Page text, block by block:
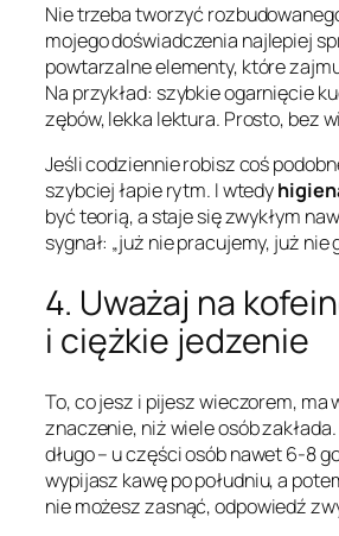
Nie trzeba tworzyć
mojego doświadczenia najlepiej
powtarzalne elementy, które
Na przykład: szybkie ogarnięcie
zębów, lekka lektura. Prosto, bez
Jeśli codziennie robisz coś
szybciej łapie rytm. I wtedy
być teorią, a staje się zwykłym
sygnał: „już nie pracujemy, już nie
4. Uważaj na
i ciężkie jedzenie
To, co jesz i pijesz wieczorem, ma
znaczenie, niż wiele osób
długo – u części osób nawet 6-8
wypijasz kawę po południu, a
nie możesz zasnąć, odpowiedź